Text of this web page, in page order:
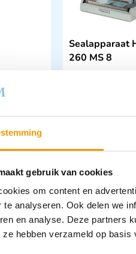
gebruik van cookies
om content en
te analyseren. Ook delen we
en analyse. Deze partners
hebben verzameld op
Sealapparaat
260 MS 8